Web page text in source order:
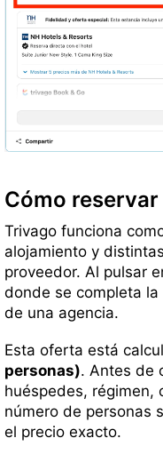
Cómo
Trivago funciona
alojamiento y
proveedor. Al pulsar
donde se completa
de una agencia.
Esta oferta está
personas). Antes de
huéspedes, régimen,
número de personas
el precio exacto.